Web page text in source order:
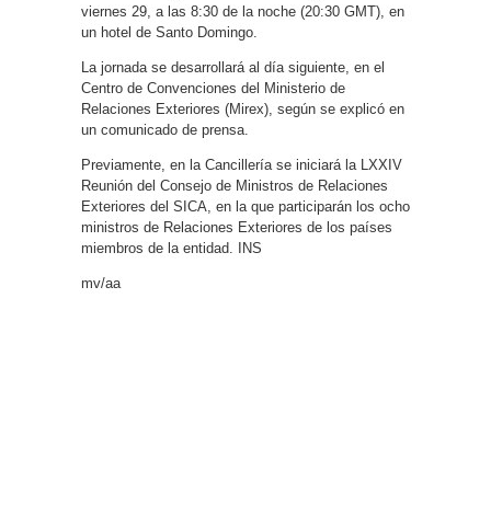
viernes 29, a las 8:30 de la noche (20:30 GMT), en
un hotel de Santo Domingo.
La jornada se desarrollará al día siguiente, en el
Centro de Convenciones del Ministerio de
Relaciones Exteriores (Mirex), según se explicó en
un comunicado de prensa.
Previamente, en la Cancillería se iniciará la LXXIV
Reunión del Consejo de Ministros de Relaciones
Exteriores del SICA, en la que participarán los ocho
ministros de Relaciones Exteriores de los países
miembros de la entidad. INS
mv/aa